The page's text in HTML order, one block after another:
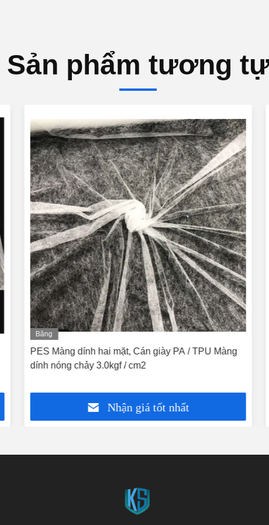
Sản phẩm tương tự
Băng
hình
PES Màng dính hai mặt, Cán giày PA / TPU Màng
dính nóng chảy 3.0kgf / cm2
Nhận giá tốt nhất